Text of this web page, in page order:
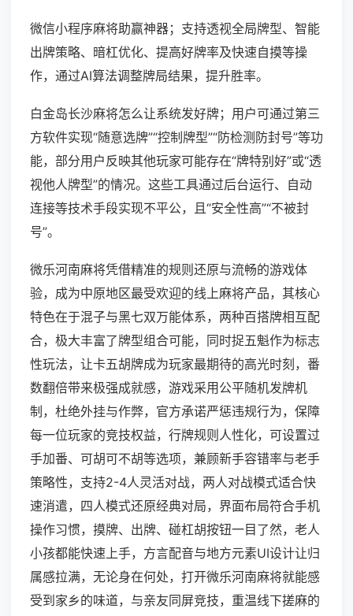
微信小程序麻将助赢神器；支持透视全局牌型、智能
出牌策略、暗杠优化、提高好牌率及快速自摸等操
作，通过AI算法调整牌局结果，提升胜率。
白金岛长沙麻将怎么让系统发好牌；用户可通过第三
方软件实现“随意选牌”“控制牌型”“防检测防封号”等功
能，部分用户反映其他玩家可能存在“牌特别好”或“透
视他人牌型”的情况。这些工具通过后台运行、自动
连接等技术手段实现不平公，且“安全性高”“不被封
号”。
微乐河南麻将凭借精准的规则还原与流畅的游戏体
验，成为中原地区最受欢迎的线上麻将产品，其核心
特色在于混子与黑七双万能体系，两种百搭牌相互配
合，极大丰富了牌型组合可能，同时捉五魁作为标志
性玩法，让卡五胡牌成为玩家最期待的高光时刻，番
数翻倍带来极强成就感，游戏采用公平随机发牌机
制，杜绝外挂与作弊，官方承诺严惩违规行为，保障
每一位玩家的竞技权益，行牌规则人性化，可设置过
手加番、可胡可不胡等选项，兼顾新手容错率与老手
策略性，支持2-4人灵活对战，两人对战模式适合快
速消遣，四人模式还原经典对局，界面布局符合手机
操作习惯，摸牌、出牌、碰杠胡按钮一目了然，老人
小孩都能快速上手，方言配音与地方元素UI设计让归
属感拉满，无论身在何处，打开微乐河南麻将就能感
受到家乡的味道，与亲友同屏竞技，重温线下搓麻的